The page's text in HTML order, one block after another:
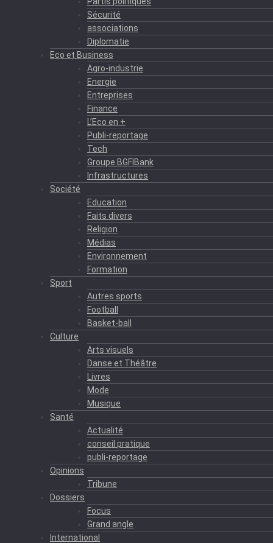
Sécurité
associations
Diplomatie
Eco et Business
Agro-industrie
Energie
Entreprises
Finance
L’Eco en +
Publi-reportage
Tech
Groupe BGFIBank
Infrastructures
Société
Education
Faits divers
Religion
Médias
Environnement
Formation
Sport
Autres sports
Football
Basket-ball
Culture
Arts visuels
Danse et Théâtre
Livres
Mode
Musique
Santé
Actualité
conseil pratique
publi-reportage
Opinions
Tribune
Dossiers
Focus
Grand angle
International